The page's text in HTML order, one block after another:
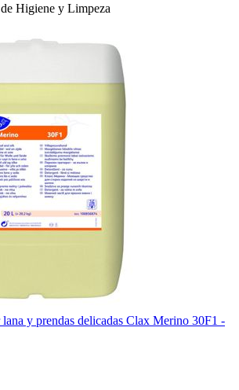
Higiene y Limpeza
lana y prendas delicadas Clax Merino 30F1 -